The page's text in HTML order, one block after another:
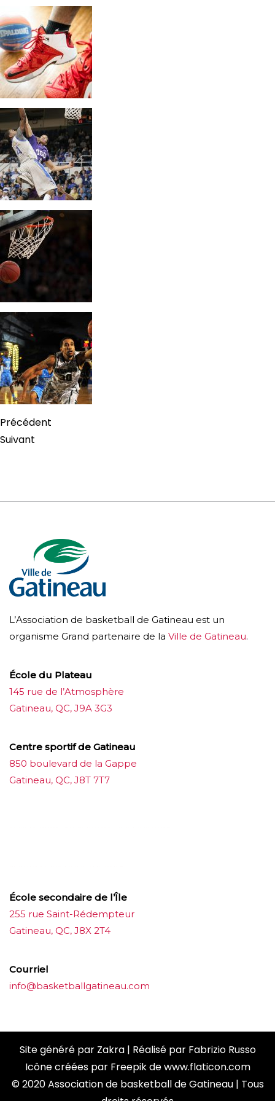
Précédent
Suivant
L’Association de basketball de Gatineau est un
organisme Grand partenaire de la Ville de Gatineau.
École du Plateau
145 rue de l’Atmosphère
Gatineau, QC, J9A 3G3
Centre sportif de Gatineau
850 boulevard de la Gappe
Gatineau, QC, J8T 7T7
École secondaire de l’Île
255 rue Saint-Rédempteur
Gatineau, QC, J8X 2T4
Courriel
info@basketballgatineau.com
Site généré par Zakra| Réalisé par Fabrizio Russo
Icône créées par Freepikdewww.flaticon.com
© 2020 Association de basketball de Gatineau | Tous